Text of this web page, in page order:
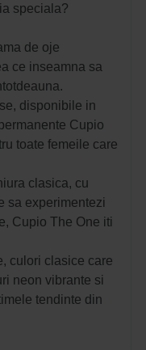
speciala?
de oje
ce inseamna sa
disponibile in
Cupio
toate femeile care
clasica, cu
sa experimentezi
Cupio The One iti
culori clasice care
neon vibrante si
tendinte din